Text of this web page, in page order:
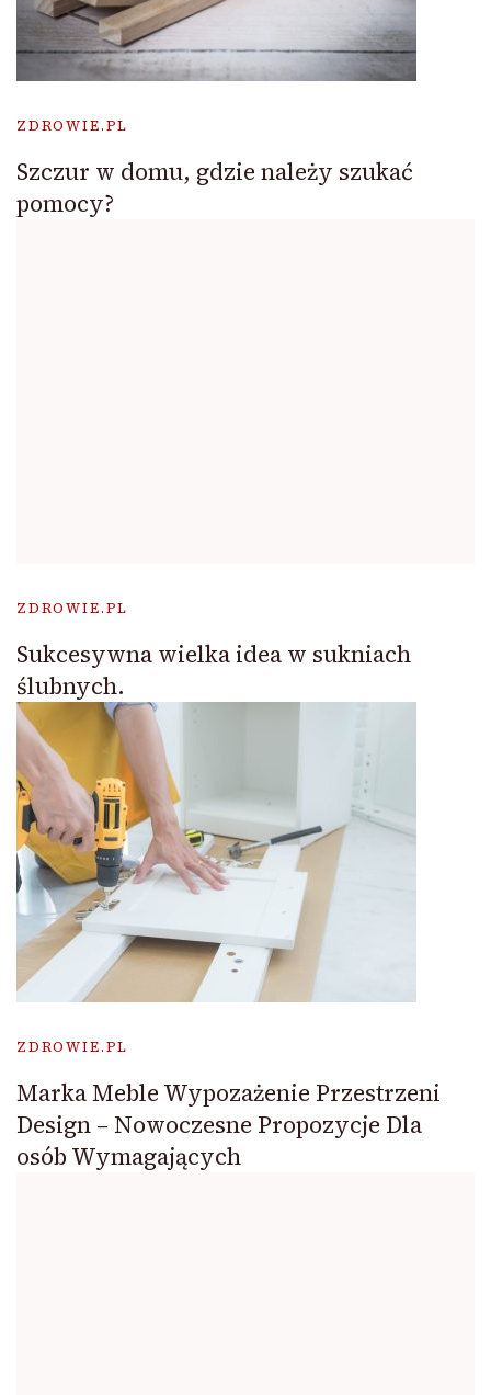
ZDROWIE.PL
Szczur w domu, gdzie należy szukać
pomocy?
ZDROWIE.PL
Sukcesywna wielka idea w sukniach
ślubnych.
ZDROWIE.PL
Marka Meble Wypozażenie Przestrzeni
Design – Nowoczesne Propozycje Dla
osób Wymagających